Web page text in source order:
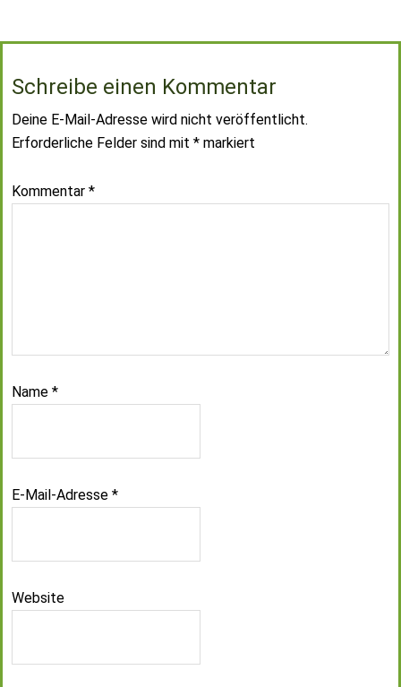
Schreibe einen Kommentar
Deine E-Mail-Adresse wird nicht veröffentlicht.
Erforderliche Felder sind mit * markiert
Kommentar *
Name *
E-Mail-Adresse *
Website